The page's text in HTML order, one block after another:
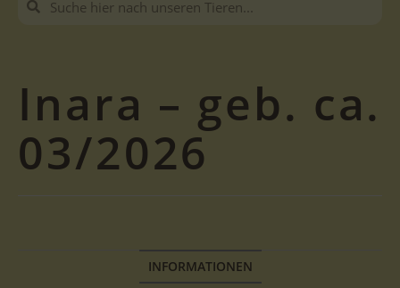
Inara – geb. ca.
03/2026
INFORMATIONEN